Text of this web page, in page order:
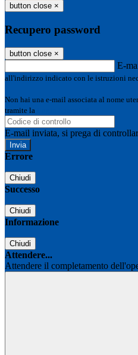
button close ×
Recupero password
button close ×
E-
all'indirizzo indicato con le istruzioni
Non hai una e-mail associata al nome
tramite la
E-mail inviata, si prega di
Errore
Chiudi
Successo
Chiudi
Informazione
Chiudi
Attendere...
Attendere il completamento